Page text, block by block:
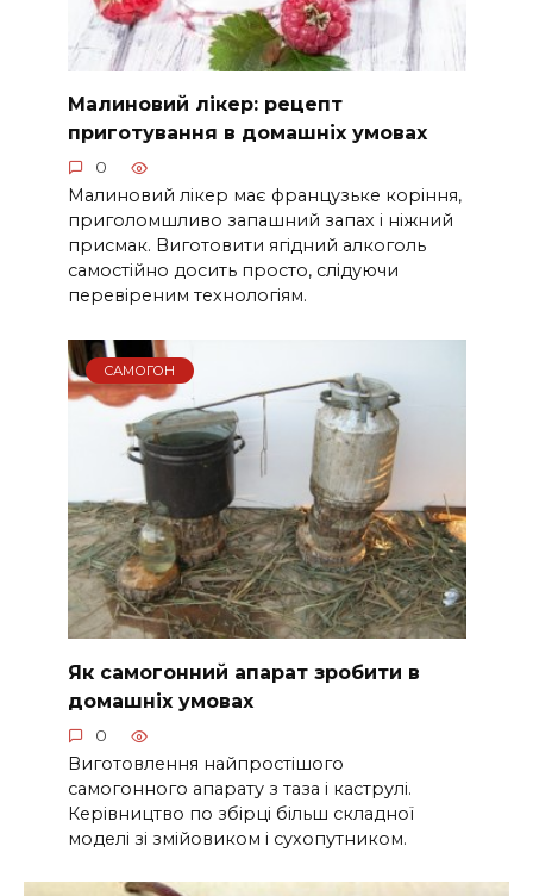
Малиновий лікер: рецепт
приготування в домашніх умовах
0
Малиновий лікер має французьке коріння,
приголомшливо запашний запах і ніжний
присмак. Виготовити ягідний алкоголь
самостійно досить просто, слідуючи
перевіреним технологіям.
САМОГОН
Як самогонний апарат зробити в
домашніх умовах
0
Виготовлення найпростішого
самогонного апарату з таза і каструлі.
Керівництво по збірці більш складної
моделі зі змійовиком і сухопутником.